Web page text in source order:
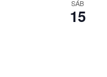
SÁB
15